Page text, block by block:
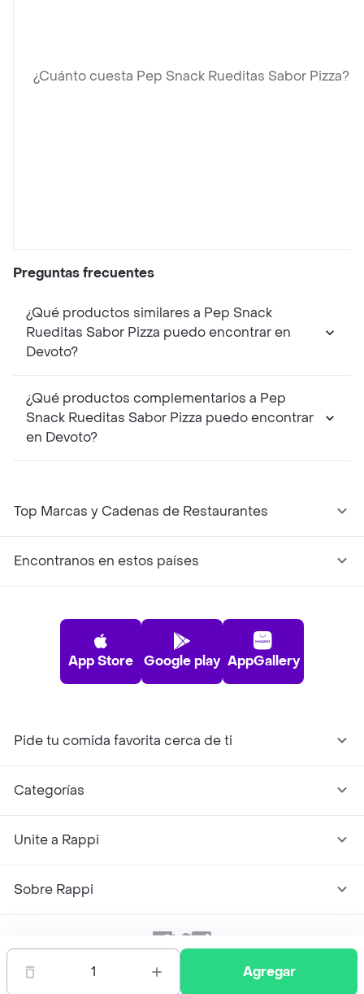
1 Agregar
¿Cuánto cuesta Pep Snack Rueditas Sabor Pizza?
Preguntas frecuentes
¿Qué productos similares a Pep Snack
Rueditas Sabor Pizza puedo encontrar en
Devoto?
¿Qué productos complementarios a Pep
Snack Rueditas Sabor Pizza puedo encontrar
en Devoto?
Top Marcas y Cadenas de Restaurantes
Encontranos en estos países
App Store Google play AppGallery
Pide tu comida favorita cerca de ti
Categorías
Unite a Rappi
Sobre Rappi
Facebook
TwitterInstagram
2026 Rappi Inc. All rights reserved.